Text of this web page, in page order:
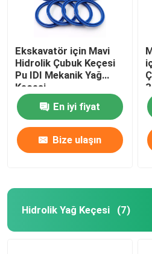
Ekskavatör için Mavi
Hidrolik Çubuk Keçesi
Pu IDI Mekanik Yağ
Keçesi
En iyi fiyat
Bize ulaşın
Hidrolik Yağ Keçesi (7)